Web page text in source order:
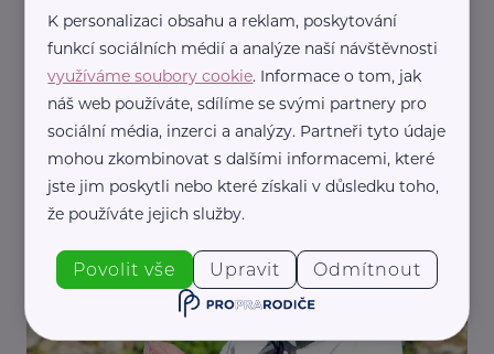
Související články
K personalizaci obsahu a reklam, poskytování
funkcí sociálních médií a analýze naší návštěvnosti
využíváme soubory cookie. Informace o tom, jak
náš web používáte, sdílíme se svými partnery pro
sociální média, inzerci a analýzy. Partneři tyto údaje
mohou zkombinovat s dalšími informacemi, které
jste jim poskytli nebo které získali v důsledku toho,
že používáte jejich služby.
Povolit vše Upravit Odmítnout